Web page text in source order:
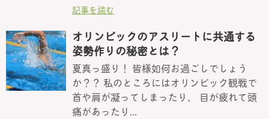
記事を読む
オリンピックのアスリートに共通する
姿勢作りの秘密とは？
夏真っ盛り！ 皆様如何お過ごしでしょう
か？？ 私のところにはオリンピック観戦で
首や肩が凝ってしまったり、 目が疲れて頭
痛があったり...